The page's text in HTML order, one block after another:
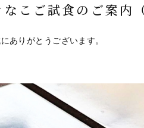
なこご試食のご案内
ありがとうございます。